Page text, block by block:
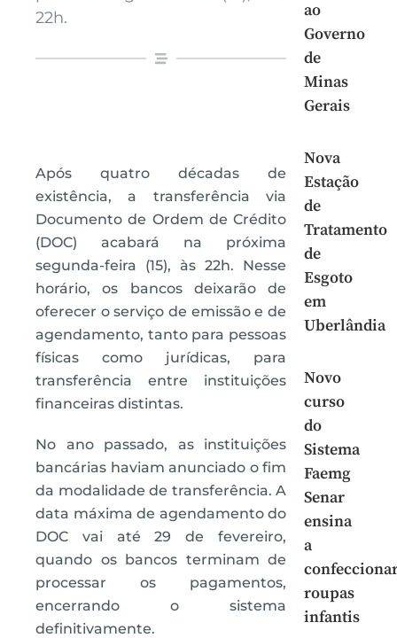
22h.
Após quatro décadas de
existência, a transferência via
Documento de Ordem de Crédito
(DOC) acabará na próxima
segunda-feira (15), às 22h. Nesse
horário, os bancos deixarão de
oferecer o serviço de emissão e de
agendamento, tanto para pessoas
físicas como jurídicas, para
transferência entre instituições
financeiras distintas.
No ano passado, as instituições
bancárias haviam anunciado o fim
da modalidade de transferência. A
data máxima de agendamento do
DOC vai até 29 de fevereiro,
quando os bancos terminam de
processar os pagamentos,
encerrando o sistema
definitivamente.
ao
Governo
de
Minas
Gerais
Nova
Estação
de
Tratamento
de
Esgoto
em
Uberlândia
Novo
curso
do
Sistema
Faemg
Senar
ensina
a
roupas
infantis